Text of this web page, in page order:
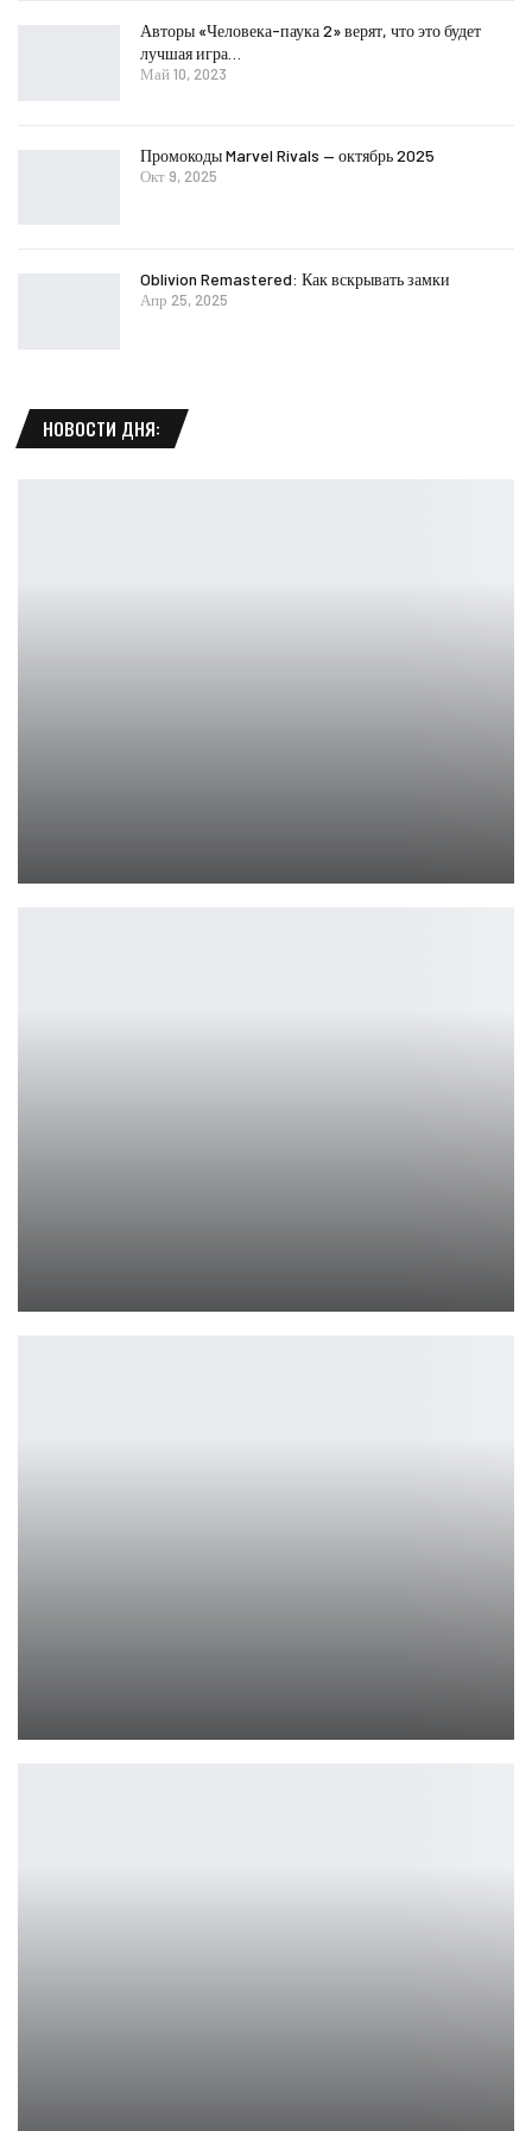
Авторы «Человека-паука 2» верят, что это будет
лучшая игра…
Май 10, 2023
Промокоды Marvel Rivals — октябрь 2025
Окт 9, 2025
Oblivion Remastered: Как вскрывать замки
Апр 25, 2025
НОВОСТИ ДНЯ: